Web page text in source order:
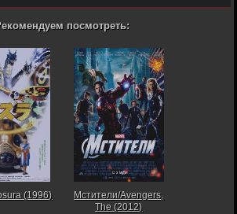
посмотреть:
(1996)
Мстители/Avengers,
The (2012)